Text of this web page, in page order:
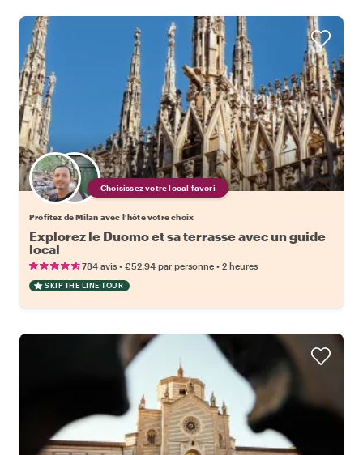
Choisissez votre local favori
Profitez de Milan avec l'hôte votre choix
Explorez le Duomo et sa terrasse avec un guide
local
784 avis • €52.94 par personne • 2 heures
SKIP THE LINE TOUR